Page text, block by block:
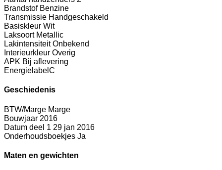
Brandstof Benzine
Transmissie Handgeschakeld
Basiskleur Wit
Laksoort Metallic
Lakintensiteit Onbekend
Interieurkleur Overig
APK Bij aflevering
Energielabel C
Geschiedenis
BTW/Marge Marge
Bouwjaar 2016
Datum deel 1 29 jan 2016
Onderhoudsboekjes Ja
Maten en gewichten